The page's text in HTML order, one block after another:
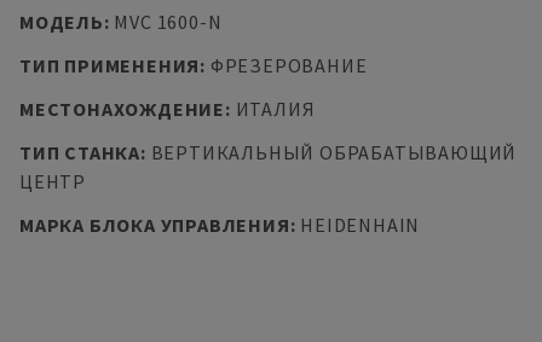
МОДЕЛЬ: MVC 1600-N
ТИП ПРИМЕНЕНИЯ: ФРЕЗЕРОВАНИЕ
МЕСТОНАХОЖДЕНИЕ: ИТАЛИЯ
ТИП СТАНКА: ВЕРТИКАЛЬНЫЙ ОБРАБАТЫВАЮЩИЙ
ЦЕНТР
МАРКА БЛОКА УПРАВЛЕНИЯ: HEIDENHAIN